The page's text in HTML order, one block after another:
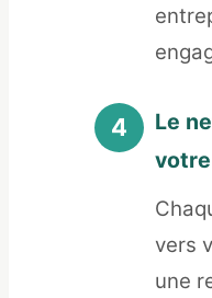
Le
vers
une